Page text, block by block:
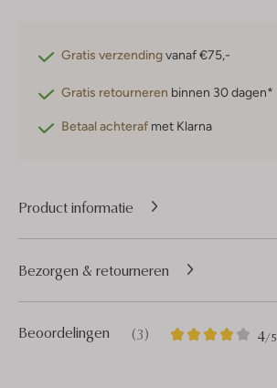
Gratis verzendingvanaf €75,-
Gratis retourneren binnen 30 dagen*
Betaal achteraf met Klarna
Product informatie
Beoordelingen (3) 4/5
3
4
Bezorgen & retourneren